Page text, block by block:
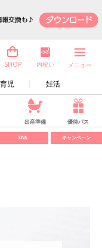
児 妊活
SHOP 内祝い メニュー
出産準備 優待パス
SNS キャンペーン